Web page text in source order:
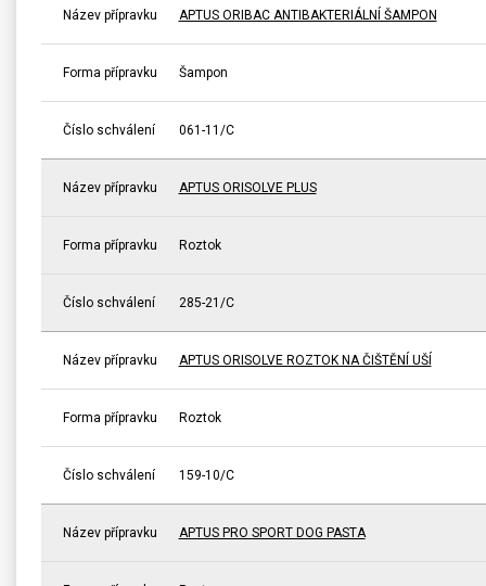
Název přípravku APTUS ORIBAC ANTIBAKTERIÁLNÍ ŠAMPON
Forma přípravku Šampon
Číslo schválení 061-11/C
Název přípravku APTUS ORISOLVE PLUS
Forma přípravku Roztok
Číslo schválení 285-21/C
Název přípravku APTUS ORISOLVE ROZTOK NA ČIŠTĚNÍ UŠÍ
Forma přípravku Roztok
Číslo schválení 159-10/C
Název přípravku APTUS PRO SPORT DOG PASTA